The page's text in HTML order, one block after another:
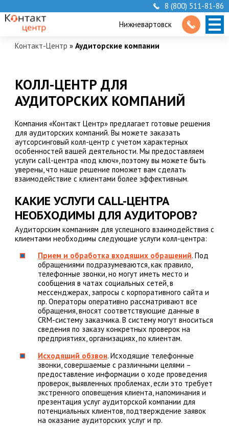
8 (800) 511-81-86
Нижневартовск
Контакт-Центр » Аудиторские компании
КОЛЛ-ЦЕНТР ДЛЯ
АУДИТОРСКИХ КОМПАНИЙ
Компания «Контакт Центр» предлагает готовые решения
для аудиторских компаний. Вы можете заказать
аутсорсинговый колл-центр с учетом характерных
особенностей вашей деятельности. Мы предоставляем
услуги call-центра «под ключ», поэтому вы можете быть
уверены, что наше решение поможет вам сделать
взаимодействие с клиентами более эффективным.
КАКИЕ УСЛУГИ CALL-ЦЕНТРА
НЕОБХОДИМЫ ДЛЯ АУДИТОРОВ?
Аудиторским компаниям для успешного взаимодействия с
клиентами необходимы следующие услуги колл-центра:
Прием и обработка входящих обращений. Под
обращениями подразумеваются, как правило,
телефонные звонки, но могут иметь место и
сообщения в чатах социальных сетей, в
мессенджерах, запросы с корпоративного сайта и
пр. Операторы оперативно рассматривают все
обращения, вносят соответствующие данные в
CRM-систему заказчика. В систему могут вноситься
сведения по заказу конкретных проверок на
предприятиях, организациях, по клиентам.
Исходящий обзвон. Исходящие телефонные
звонки, совершаемые с различными целями –
предоставление информации о ходе проведения
проверок, выявленных проблемах, если это требует
экстренного оповещения клиента, напоминания и
презентация услуг аудиторской компании для
потенциальных клиентов, подтверждение заявок
на оказание аудиторских услуг и пр.